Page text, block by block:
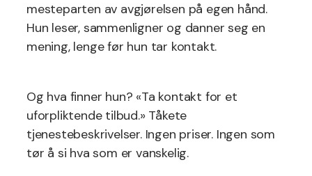
mesteparten av avgjørelsen på egen hånd.
Hun leser, sammenligner og danner seg en
mening, lenge før hun tar kontakt.
Og hva finner hun? «Ta kontakt for et
uforpliktende tilbud.» Tåkete
tjenestebeskrivelser. Ingen priser. Ingen som
tør å si hva som er vanskelig.